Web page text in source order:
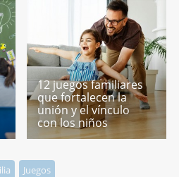
12 juegos familiares
que fortalecen la
unión y el vínculo
con los niños
Juegos